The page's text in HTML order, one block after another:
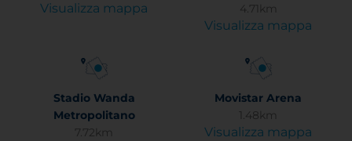
Visualizza mappa
4.71km
Visualizza mappa
Stadio Wanda
Metropolitano
7.72km
Movistar Arena
1.48km
Visualizza mappa